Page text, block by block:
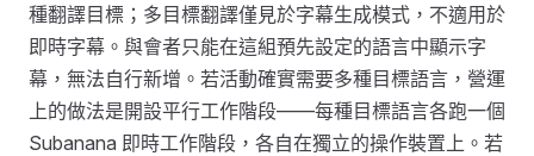
種翻譯目標；多目標翻譯僅見於字幕生成模式，不適用於
即時字幕。與會者只能在這組預先設定的語言中顯示字
幕，無法自行新增。若活動確實需要多種目標語言，營運
上的做法是開設平行工作階段——每種目標語言各跑一個
Subanana 即時工作階段，各自在獨立的操作裝置上。若